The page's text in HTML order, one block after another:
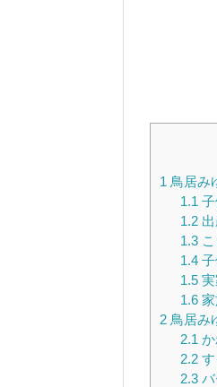
1 鳥居み
1.1
1.2出
1.3こ
1.4子
1.5実
1.6家
2 鳥居み
2.1
2.2す
2.3バ